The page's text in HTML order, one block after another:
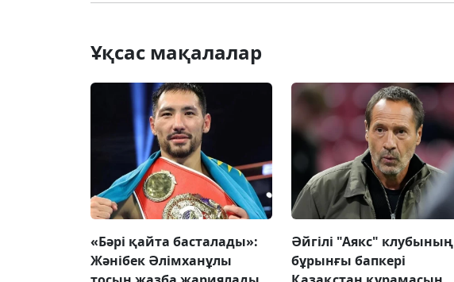
Ұқсас мақалалар
«Бәрі қайта басталады»:
Жәнібек Әлімханұлы
Әйгілі "Аякс" клубының
бұрынғы бапкері